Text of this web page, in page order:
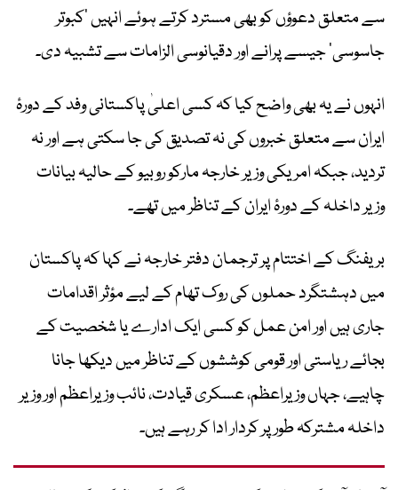
سے متعلق دعوؤں کو بھی مسترد کرتے ہوئے انہیں ’کبوتر
جاسوسی‘ جیسے پرانے اور دقیانوسی الزامات سے تشبیہ دی۔
انہوں نے یہ بھی واضح کیا کہ کسی اعلیٰ پاکستانی وفد کے دورۂ
ایران سے متعلق خبروں کی نہ تصدیق کی جا سکتی ہے اور نہ
تردید، جبکہ امریکی وزیر خارجہ مارکو روبیو کے حالیہ بیانات
وزیر داخلہ کے دورۂ ایران کے تناظر میں تھے۔
بریفنگ کے اختتام پر ترجمان دفتر خارجہ نے کہا کہ پاکستان
میں دہشتگرد حملوں کی روک تھام کے لیے مؤثر اقدامات
جاری ہیں اور امن عمل کو کسی ایک ادارے یا شخصیت کے
بجائے ریاستی اور قومی کوششوں کے تناظر میں دیکھا جانا
چاہیے، جہاں وزیراعظم، عسکری قیادت، نائب وزیراعظم اور وزیر
داخلہ مشترکہ طور پر کردار ادا کر رہے ہیں۔